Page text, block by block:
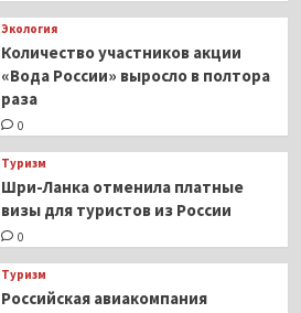
Экология
Количество участников акции
«Вода России» выросло в полтора
раза
0
Туризм
Шри-Ланка отменила платные
визы для туристов из России
0
Туризм
Российская авиакомпания